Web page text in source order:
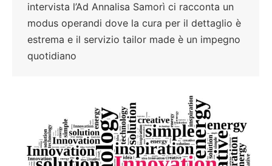
intervista l’Ad Annalisa Samorì ci racconta un
modus operandi dove la cura per il dettaglio è
estrema e il servizio tailor made è un impegno
quotidiano